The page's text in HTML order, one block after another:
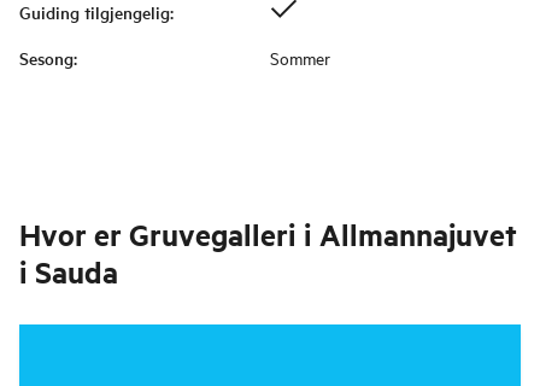
Guiding tilgjengelig:
Sesong: Sommer
Hvor er Gruvegalleri i Allmannajuvet
i Sauda